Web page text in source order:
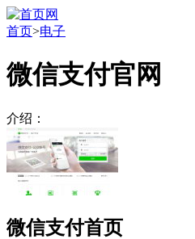
首页>电子
微信支付官网
介绍：
微信支付首页